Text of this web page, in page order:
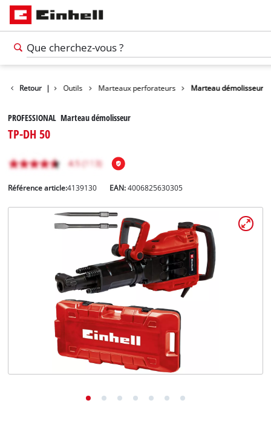
Français
English
Retour |
Produits Outils Marteaux perforateurs Marteau démolisseur
PROFESSIONAL Marteau démolisseur
TP-DH 50
Référence article:4139130 EAN:4006825630305